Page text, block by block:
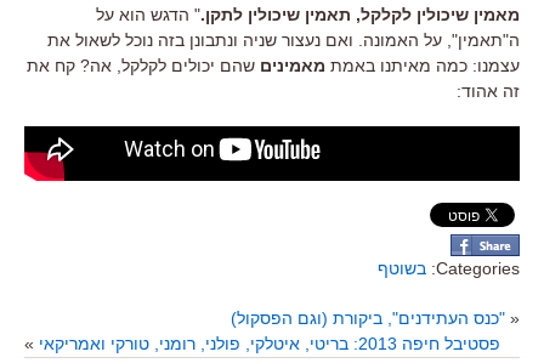
מאמין שיכולין לקלקל, תאמין שיכולין לתקן." הדגש הוא על
ה"תאמין", על האמונה. ואם נעצור שניה ונתבונן בזה נוכל לשאול את
עצמנו: כמה מאיתנו באמת מאמינים שהם יכולים לקלקל, אה? קח את
זה אהוד:
Categories: בשוטף
« "כנס העתידנים", ביקורת (וגם הפסקול)
פסטיבל חיפה 2013: בריטי, איטלקי, פולני, רומני, טורקי ואמריקאי
»